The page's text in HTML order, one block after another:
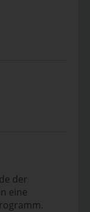
der
eine